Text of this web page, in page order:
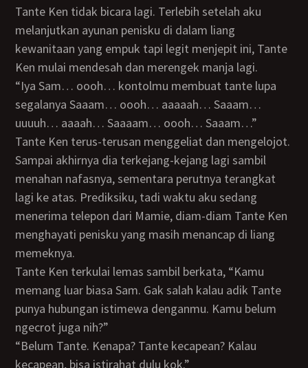
Tante Ken tidak bicara lagi. Terlebih setelah aku
melanjutkan ayunan penisku di dalam liang
kewanitaan yang empuk tapi legit menjepit ini, Tante
Ken mulai mendesah dan merengek manja lagi.
“Iya Sam… oooh… kontolmu membuat tante lupa
segalanya Saaam… oooh… aaaaah… Saaam…
uuuuh… aaaah… Saaaam… oooh… Saaam…”
Tante Ken terus-terusan menggeliat dan mengelojot.
Sampai akhirnya dia terkejang-kejang lagi sambil
menahan nafasnya, sementara perutnya terangkat
lagi ke atas. Prediksiku, tadi waktu aku sedang
menerima telepon dari Mamie, diam-diam Tante Ken
menghayati penisku yang masih menancap di liang
memeknya.
Tante Ken terkulai lemas sambil berkata, “Kamu
memang luar biasa Sam. Gak salah kalau adik Tante
punya hubungan istimewa denganmu. Kamu belum
ngecrot juga nih?”
“Belum Tante. Kenapa? Tante kecapean? Kalau
kecapean, bisa istirahat dulu kok.”